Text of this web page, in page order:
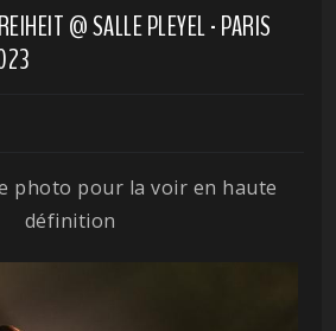
@ SALLE PLEYEL - PARIS
photo pour la voir en haute
définition